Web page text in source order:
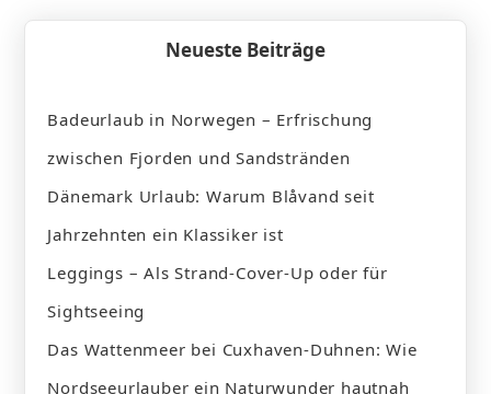
Neueste Beiträge
Badeurlaub in Norwegen – Erfrischung
zwischen Fjorden und Sandstränden
Dänemark Urlaub: Warum Blåvand seit
Jahrzehnten ein Klassiker ist
Leggings – Als Strand-Cover-Up oder für
Sightseeing
Das Wattenmeer bei Cuxhaven-Duhnen: Wie
Nordseeurlauber ein Naturwunder hautnah